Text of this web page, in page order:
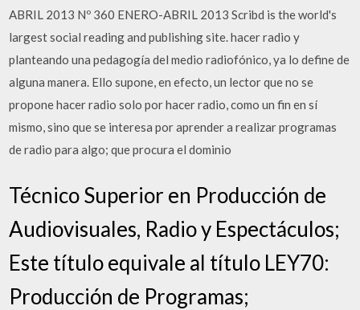
ABRIL 2013 Nº 360 ENERO-ABRIL 2013 Scribd is the world's
largest social reading and publishing site. hacer radio y
planteando una pedagogía del medio radiofónico, ya lo define de
alguna manera. Ello supone, en efecto, un lector que no se
propone hacer radio solo por hacer radio, como un fin en sí
mismo, sino que se interesa por aprender a realizar programas
de radio para algo; que procura el dominio
Técnico Superior en Producción de
Audiovisuales, Radio y Espectáculos;
Este título equivale al título LEY70:
Producción de Programas;